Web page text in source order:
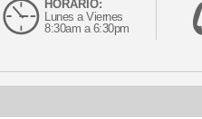
HORARIO:
Lunes a Viernes
8:30am a 6:30pm